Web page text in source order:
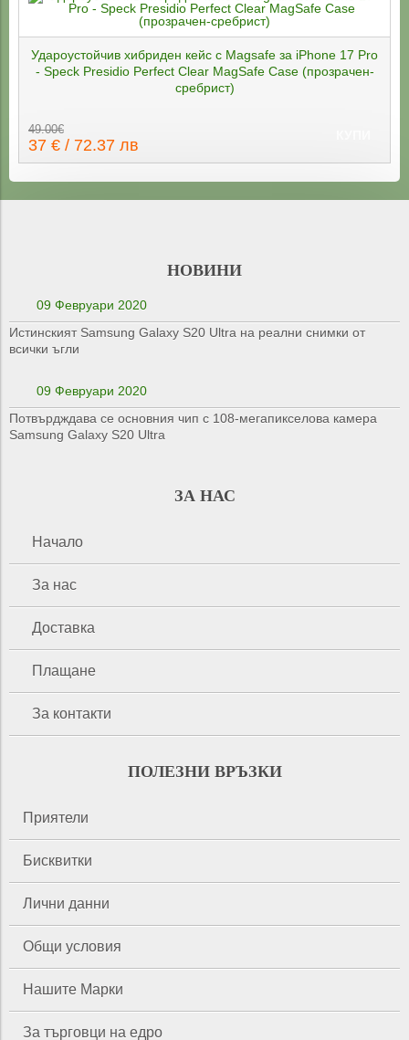
Удароустойчив хибриден кейс с Magsafe за iPhone 17 Pro
- Speck Presidio Perfect Clear MagSafe Case (прозрачен-
сребрист)
49.00€
37 € / 72.37 лв
НОВИНИ
09 Февруари 2020
Истинският Samsung Galaxy S20 Ultra на реални снимки от
всички ъгли
09 Февруари 2020
Потвърдждава се основния чип с 108-мегапикселова камера
Samsung Galaxy S20 Ultra
ЗА НАС
Начало
За нас
Доставка
Плащане
За контакти
ПОЛЕЗНИ ВРЪЗКИ
Приятели
Бисквитки
Лични данни
Общи условия
Нашите Марки
За търговци на едро